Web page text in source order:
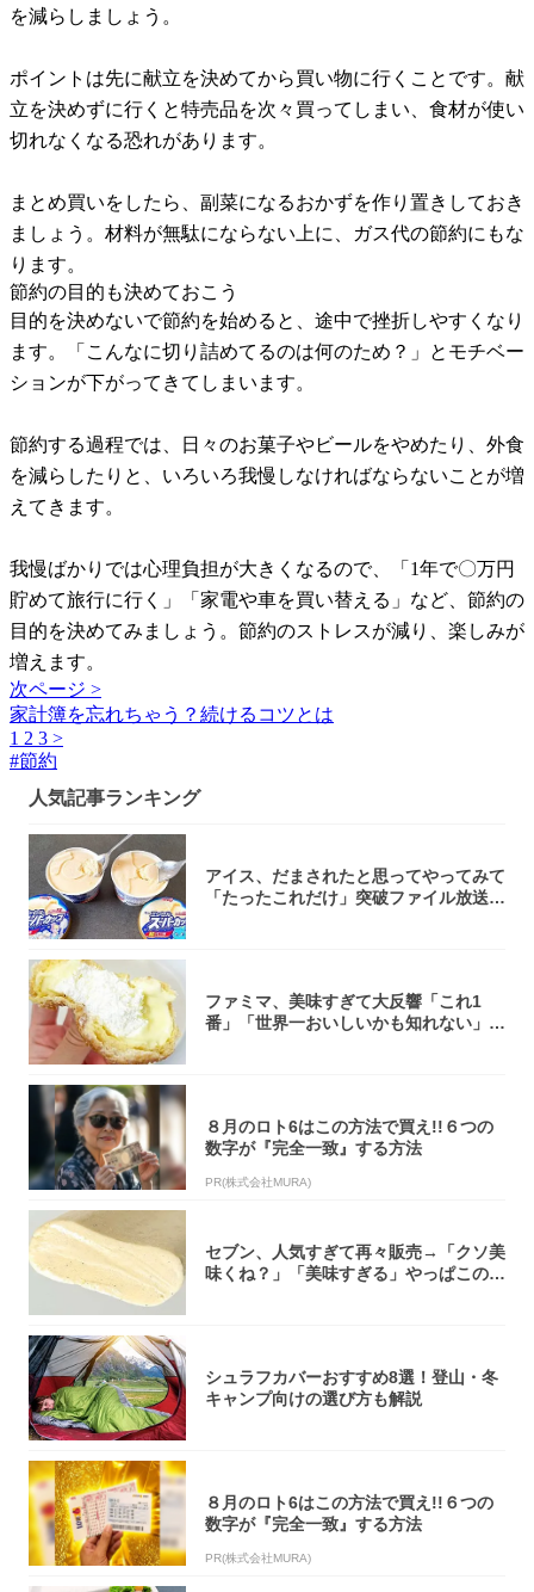
を減らしましょう。
ポイントは先に献立を決めてから買い物に行くことです。献
立を決めずに行くと特売品を次々買ってしまい、食材が使い
切れなくなる恐れがあります。
まとめ買いをしたら、副菜になるおかずを作り置きしておき
ましょう。材料が無駄にならない上に、ガス代の節約にもな
ります。
節約の目的も決めておこう
目的を決めないで節約を始めると、途中で挫折しやすくなり
ます。「こんなに切り詰めてるのは何のため？」とモチベー
ションが下がってきてしまいます。
節約する過程では、日々のお菓子やビールをやめたり、外食
を減らしたりと、いろいろ我慢しなければならないことが増
えてきます。
我慢ばかりでは心理負担が大きくなるので、「1年で〇万円
貯めて旅行に行く」「家電や車を買い替える」など、節約の
目的を決めてみましょう。節約のストレスが減り、楽しみが
増えます。
次ページ >
家計簿を忘れちゃう？続けるコツとは
1 2 3 >
#節約
人気記事ランキング
アイス、だまされたと思ってやってみて
「たったこれだけ」突破ファイル放送で
ファミマ、美味すぎて大反響「これ1
番」「世界一おいしいかも知れない」
８月のロト6はこの方法で買え!!６つの
数字が『完全一致』する方法
PR(株式会社MURA)
セブン、人気すぎて再々販売→「クソ美
味くね？」「美味すぎる」やっぱこのク
シュラフカバーおすすめ8選！登山・冬
キャンプ向けの選び方も解説
８月のロト6はこの方法で買え!!６つの
数字が『完全一致』する方法
PR(株式会社MURA)